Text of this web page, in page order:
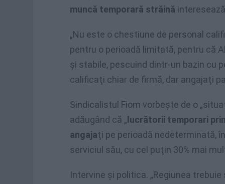
muncă temporară străină
„Nu este o chestiune de personal
pentru o perioadă limitată, pentru că
şi stabile, pescuind dintr-un bazin cu
calificaţi chiar de firmă, dar angajaţi
Sindicalistul Fiom vorbeşte de o
adăugând că „ lucrătorii temporari
angajaţi pe perioadă nedeterminată,
serviciul său, cu cel puţin 30% mai
Intervine şi politica. „Regiunea